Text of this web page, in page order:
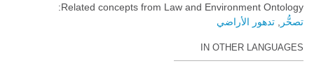
Related concepts from Law and Environment Ontology:
تصحُّر
تدهور الأراضي
IN OTHER LANGUAGES